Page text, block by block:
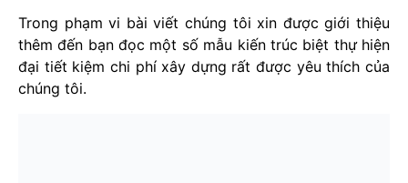
Trong phạm vi bài viết chúng tôi xin được giới thiệu
thêm đến bạn đọc một số mẫu kiến trúc biệt thự hiện
đại tiết kiệm chi phí xây dựng rất được yêu thích của
chúng tôi.